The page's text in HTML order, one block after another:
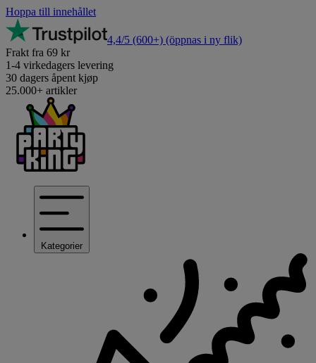
Hoppa till innehållet
4,4/5 (600+) (öppnas i ny flik)
Frakt fra 69 kr
1-4 virkedagers levering
30 dagers åpent kjøp
25.000+ artikler
Kategorier